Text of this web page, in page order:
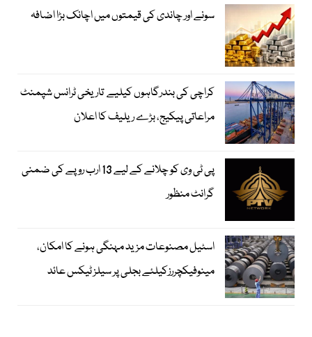
سونے اور چاندی کی قیمتوں میں اچانک بڑا اضافہ
کراچی کی بندرگاہوں کیلیے تاریخی ٹرانس شپمنٹ
مراعاتی پیکیج، بڑے ریلیف کا اعلان
پی ٹی وی کو چلانے کے لیے 13 ارب روپے کی ضمنی
گرانٹ منظور
اسٹیل مصنوعات مزید مہنگی ہونے کا امکان،
مینوفیکچررزکیلئے بجلی پر سیلز ٹیکس عائد